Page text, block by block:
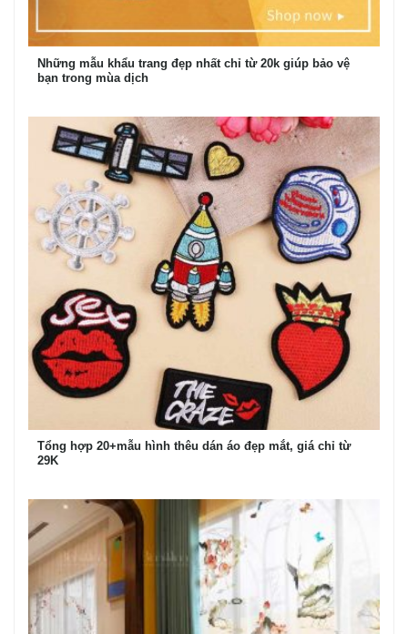
Những mẫu khẩu trang đẹp nhất chỉ từ 20k giúp bảo vệ
bạn trong mùa dịch
Tổng hợp 20+mẫu hình thêu dán áo đẹp mắt, giá chỉ từ
29K